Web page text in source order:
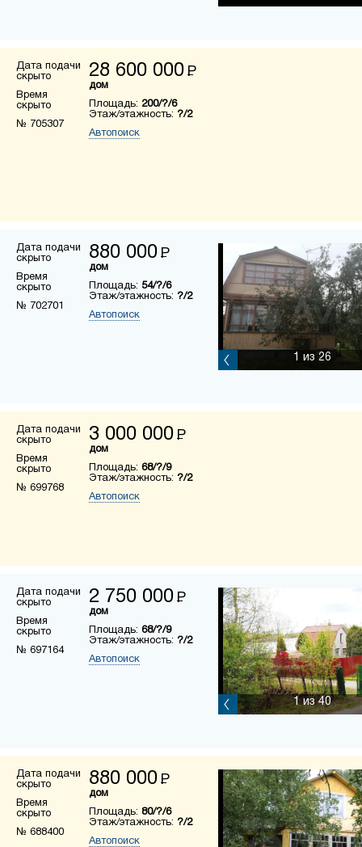
Дата подачи
скрыто
Время
скрыто
№ 705307
28 600 000 Р
дом
Площадь: 200/?/6
Этаж/этажность: ?/2
Автопоиск
Дата подачи
скрыто
Время
скрыто
№ 702701
880 000 Р
дом
Площадь: 54/?/6
Этаж/этажность: ?/2
Автопоиск
1 из 26
Дата подачи
скрыто
Время
скрыто
№ 699768
3 000 000 Р
дом
Площадь: 68/?/9
Этаж/этажность: ?/2
Автопоиск
Дата подачи
скрыто
Время
скрыто
№ 697164
2 750 000 Р
дом
Площадь: 68/?/9
Этаж/этажность: ?/2
Автопоиск
1из 40
Дата подачи
скрыто
Время
скрыто
№ 688400
880 000 Р
дом
Площадь: 80/?/6
Этаж/этажность: ?/2
Автопоиск